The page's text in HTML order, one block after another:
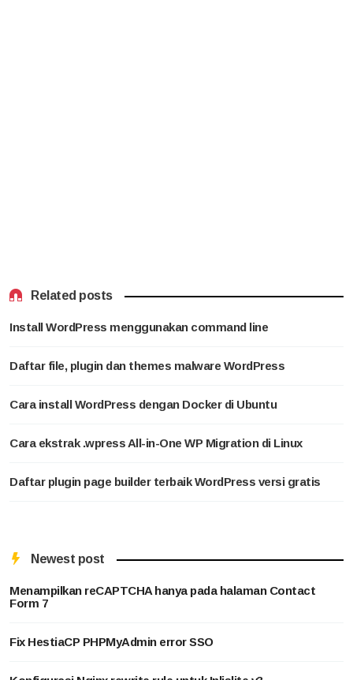
Related posts
Install WordPress menggunakan command line
Daftar file, plugin dan themes malware WordPress
Cara install WordPress dengan Docker di Ubuntu
Cara ekstrak .wpress All-in-One WP Migration di Linux
Daftar plugin page builder terbaik WordPress versi gratis
Newest post
Menampilkan reCAPTCHA hanya pada halaman Contact
Form 7
Fix HestiaCP PHPMyAdmin error SSO